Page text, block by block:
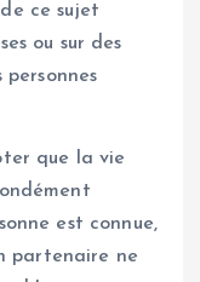
ce sujet
ou sur des
personnes
que la vie
est connue,
partenaire ne